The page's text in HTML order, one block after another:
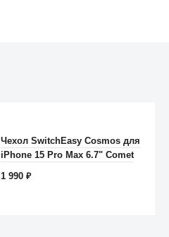
Anker
Чехол SwitchEasy Cosmos для
iPhone 15 Pro Max 6.7" Comet
1 990₽